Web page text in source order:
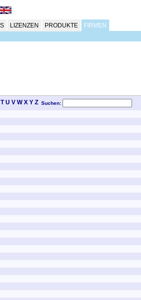
LIZENZEN PRODUKTE FIRMEN
T U V W X Y Z Suchen: